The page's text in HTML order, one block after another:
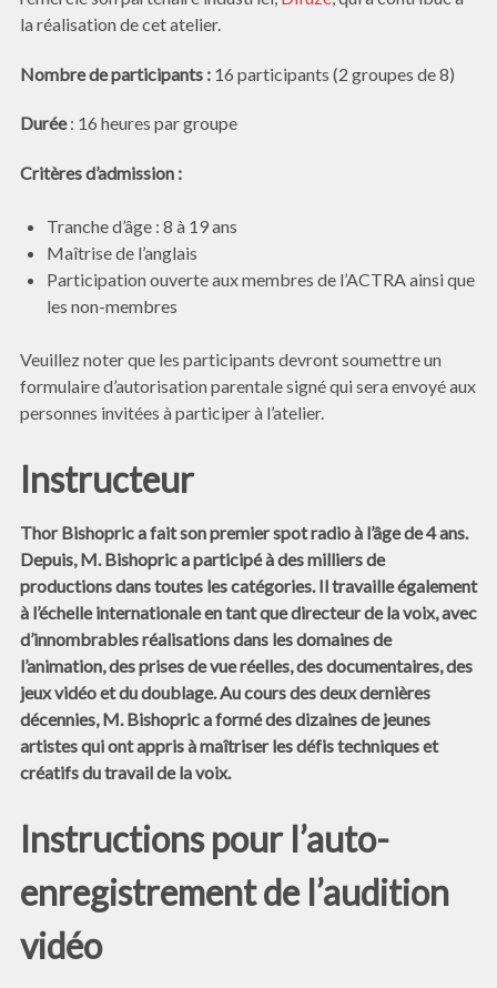
la réalisation de cet atelier.
Nombre de participants : 16 participants (2 groupes de 8)
Durée: 16 heures par groupe
Critères d’admission :
Tranche d’âge : 8 à 19 ans
Maîtrise de l’anglais
Participation ouverte aux membres de l’ACTRA ainsi que
les non-membres
Veuillez noter que les participants devront soumettre un
formulaire d’autorisation parentale signé qui sera envoyé aux
personnes invitées à participer à l’atelier.
Instructeur
Thor Bishopric a fait son premier spot radio à l’âge de 4 ans.
Depuis, M. Bishopric a participé à des milliers de
productions dans toutes les catégories. Il travaille également
à l’échelle internationale en tant que directeur de la voix, avec
d’innombrables réalisations dans les domaines de
l’animation, des prises de vue réelles, des documentaires, des
jeux vidéo et du doublage. Au cours des deux dernières
décennies, M. Bishopric a formé des dizaines de jeunes
artistes qui ont appris à maîtriser les défis techniques et
créatifs du travail de la voix.
Instructions pour l’auto-
enregistrement de l’audition
vidéo